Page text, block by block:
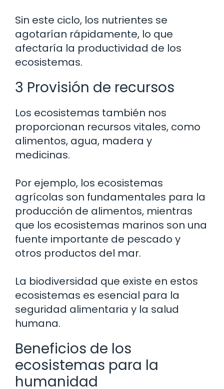
Sin este ciclo, los nutrientes se
agotarían rápidamente, lo que
afectaría la productividad de los
ecosistemas.
3 Provisión de recursos
Los ecosistemas también nos
proporcionan recursos vitales, como
alimentos, agua, madera y
medicinas.
Por ejemplo, los ecosistemas
agrícolas son fundamentales para la
producción de alimentos, mientras
que los ecosistemas marinos son una
fuente importante de pescado y
otros productos del mar.
La biodiversidad que existe en estos
ecosistemas es esencial para la
seguridad alimentaria y la salud
humana.
Beneficios de los
ecosistemas para la
humanidad